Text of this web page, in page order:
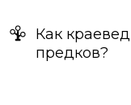
Как
предков?